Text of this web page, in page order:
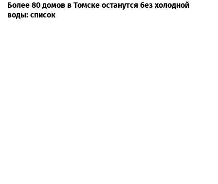
Более 80 домов в Томске останутся без холодной
воды: список